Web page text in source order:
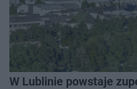
W Lublinie powstaje